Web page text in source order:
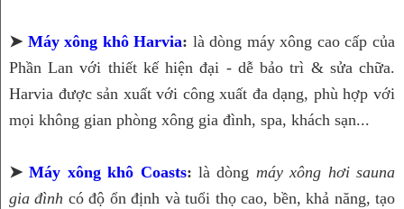
➤ Máy xông khô Harvia: là dòng máy xông cao cấp của
Phần Lan với thiết kế hiện đại - dễ bảo trì & sửa chữa.
Harvia được sản xuất với công xuất đa dạng, phù hợp với
mọi không gian phòng xông gia đình, spa, khách sạn...
➤ Máy xông khô Coasts: là dòng máy xông hơi sauna
gia đình có độ ổn định và tuổi thọ cao, bền, khả năng, tạo